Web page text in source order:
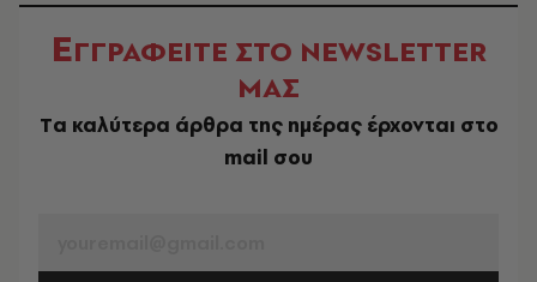
ΕΓΓΡΑΦΕΙΤΕ ΣΤΟ NEWSLETTER
ΜΑΣ
Tα καλύτερα άρθρα της ημέρας έρχονται στο
mail σου